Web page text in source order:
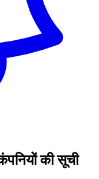
की सूची